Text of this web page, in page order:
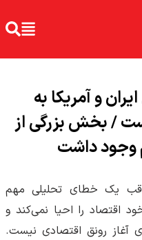
و آمریکا به
/ بخش بزرگی از
وجود داشت
یک خطای تحلیلی مهم
اقتصاد را احیا نمی‌کند و
آغاز رونق اقتصادی نیست.